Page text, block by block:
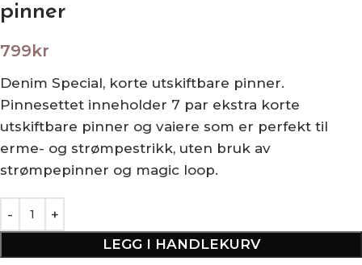
pinner
799kr
Denim Special, korte utskiftbare pinner.
Pinnesettet inneholder 7 par ekstra korte
utskiftbare pinner og vaiere som er perfekt til
erme- og strømpestrikk, uten bruk av
strømpepinner og magic loop.
LEGG I HANDLEKURV